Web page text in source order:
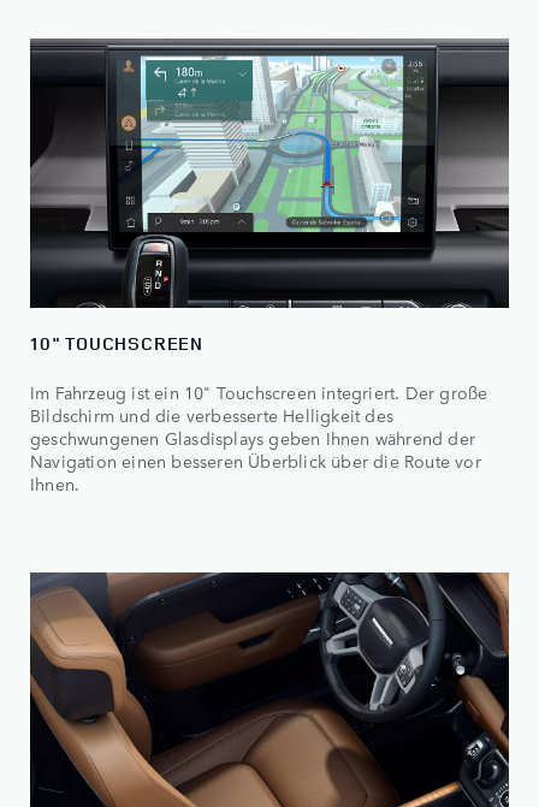
10" TOUCHSCREEN
Im Fahrzeug ist ein 10" Touchscreen integriert. Der große
Bildschirm und die verbesserte Helligkeit des
geschwungenen Glasdisplays geben Ihnen während der
Navigation einen besseren Überblick über die Route vor
Ihnen.